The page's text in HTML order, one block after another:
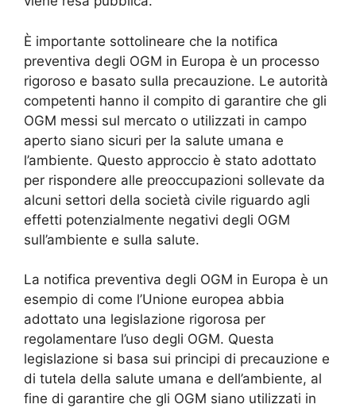
È importante sottolineare che la notifica
preventiva degli OGM in Europa è un processo
rigoroso e basato sulla precauzione. Le autorità
competenti hanno il compito di garantire che gli
OGM messi sul mercato o utilizzati in campo
aperto siano sicuri per la salute umana e
l’ambiente. Questo approccio è stato adottato
per rispondere alle preoccupazioni sollevate da
alcuni settori della società civile riguardo agli
effetti potenzialmente negativi degli OGM
sull’ambiente e sulla salute.
La notifica preventiva degli OGM in Europa è un
esempio di come l’Unione europea abbia
adottato una legislazione rigorosa per
regolamentare l’uso degli OGM. Questa
legislazione si basa sui principi di precauzione e
di tutela della salute umana e dell’ambiente, al
fine di garantire che gli OGM siano utilizzati in